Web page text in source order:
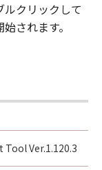
クリックして
されます。
Ver.1.120.3